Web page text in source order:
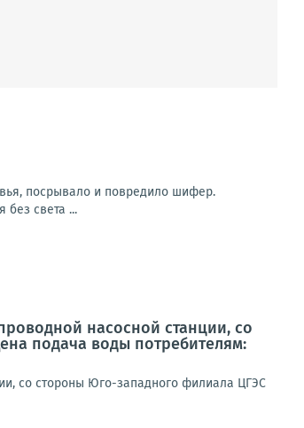
посрывало и повредило шифер.
без света ...
насосной станции, со
подача воды потребителям:
со стороны Юго-западного филиала ЦГЭС